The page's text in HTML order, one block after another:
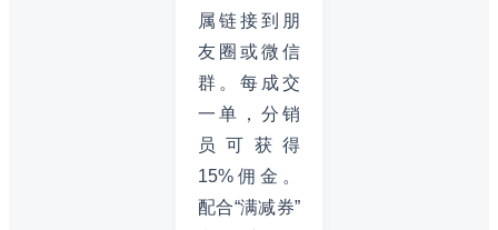
属链接到朋
友圈或微信
群。每成交
一单，分销
员可获得
15%佣金。
配合“满减券”